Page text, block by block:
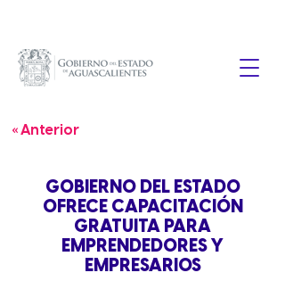
« Anterior
GOBIERNO DEL ESTADO
OFRECE CAPACITACIÓN
GRATUITA PARA
EMPRENDEDORES Y
EMPRESARIOS